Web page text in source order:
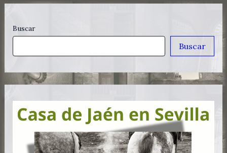
Buscar
Buscar